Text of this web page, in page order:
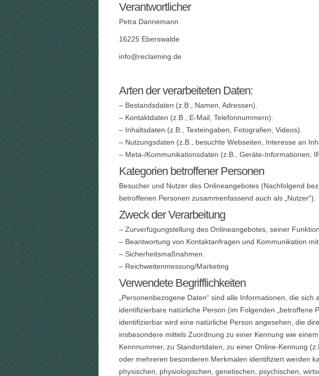
Verantwortlicher
Petra Dannemann
16225 Eberswalde
info@reclaiming.de
Arten der verarbeiteten Daten:
– Bestandsdaten (z.B., Namen, Adressen).
– Kontaktdaten (z.B., E-Mail, Telefonnummern).
– Inhaltsdaten (z.B., Texteingaben, Fotografien, Videos).
– Nutzungsdaten (z.B., besuchte Webseiten, Interesse an
– Meta-/Kommunikationsdaten (z.B., Geräte-Informationen,
Kategorien betroffener Personen
Besucher und Nutzer des Onlineangebotes (Nachfolgend
betroffenen Personen zusammenfassend auch als „Nutzer“).
Zweck der Verarbeitung
– Zurverfügungstellung des Onlineangebotes, seiner
– Beantwortung von Kontaktanfragen und Kommunikation mit
– Sicherheitsmaßnahmen.
– Reichweitenmessung/Marketing
Verwendete Begrifflichkeiten
„Personenbezogene Daten“ sind alle Informationen, die
identifizierbare natürliche Person (im Folgenden „betroffene
identifizierbar wird eine natürliche Person angesehen, die
insbesondere mittels Zuordnung zu einer Kennung wie
Kennnummer, zu Standortdaten, zu einer Online-Kennung
oder mehreren besonderen Merkmalen identifiziert werden
physischen, physiologischen, genetischen, psychischen,